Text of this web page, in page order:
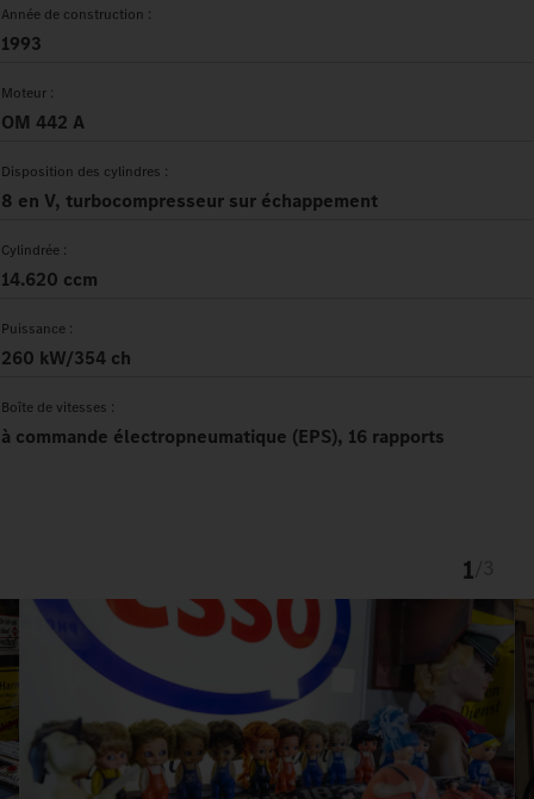
Année de construction :
1993
Moteur :
OM 442 A
Disposition des cylindres :
8 en V, turbocompresseur sur échappement
Cylindrée :
14.620 ccm
Puissance :
260 kW/354 ch
Boîte de vitesses :
à commande électropneumatique (EPS), 16 rapports
1